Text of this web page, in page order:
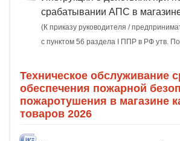
срабатывании АПС в
(К приказу руководителя /
с пунктом 56 раздела I ППР в РФ утв.
Техническое обслуживание
обеспечения пожарной
пожаротушения в магазине
товаров 2026